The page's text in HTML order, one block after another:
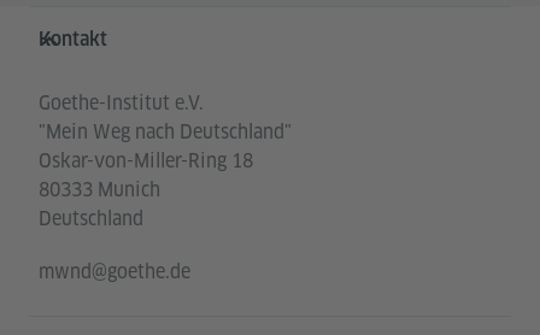
Service- und Informationsbereich
Kontakt
Goethe-Institut e.V.
"Mein Weg nach Deutschland"
Oskar-von-Miller-Ring 18
80333 Munich
Deutschland
mwnd@goethe.de